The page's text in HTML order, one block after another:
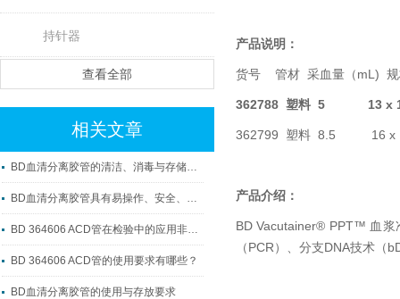
持针器
查看全部
相关文章
BD血清分离胶管的清洁、消毒与存储方法
BD血清分离胶管具有易操作、安全、准确及可重复性等优点
BD 364606 ACD管在检验中的应用非常广泛
BD 364606 ACD管的使用要求有哪些？
BD血清分离胶管的使用与存放要求
产品说明：
货号 管材 采血量（mL)
362788 塑料 5 13 x 100
362799 塑料 8.5 16 x
产品介绍：
BD Vacutainer® PPT™ 血浆
（PCR）、分支DNA技术（